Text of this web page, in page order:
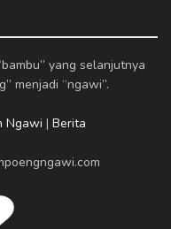
yang selanjutnya
menjadi “ngawi”.
Ngawi | Berita